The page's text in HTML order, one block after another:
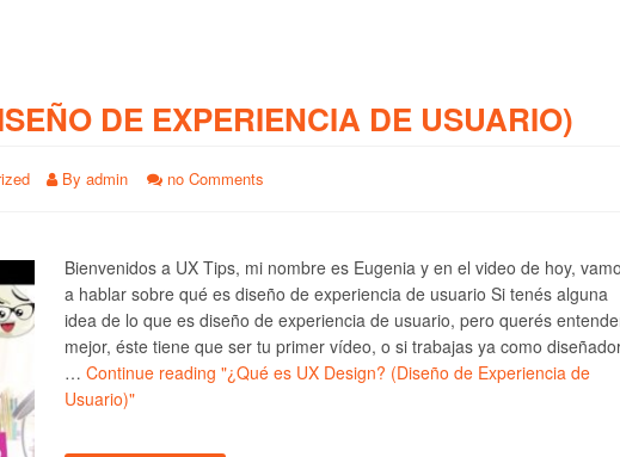
DE EXPERIENCIA DE USUARIO)
By admin no Comments
Bienvenidos a UX Tips, mi nombre es Eugenia y en el video de hoy,
a hablar sobre qué es diseño de experiencia de usuario Si tenés alguna
idea de lo que es diseño de experiencia de usuario, pero querés
mejor, éste tiene que ser tu primer vídeo, o si trabajas ya como
… Continue reading "¿Qué es UX Design? (Diseño de Experiencia de
Usuario)"